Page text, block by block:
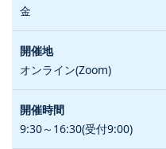
金
オンライン(Zoom)
9:30～16:30(受付9:00)